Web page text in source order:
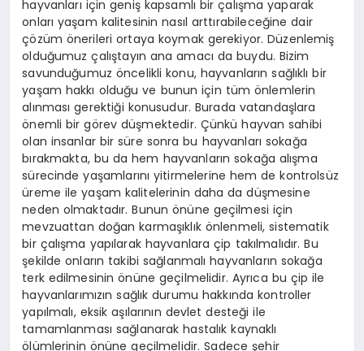
hayvanları için geniş kapsamlı bir çalışma yaparak
onları yaşam kalitesinin nasıl arttırabileceğine dair
çözüm önerileri ortaya koymak gerekiyor. Düzenlemiş
olduğumuz çalıştayın ana amacı da buydu. Bizim
savunduğumuz öncelikli konu, hayvanların sağlıklı bir
yaşam hakkı olduğu ve bunun için tüm önlemlerin
alınması gerektiği konusudur. Burada vatandaşlara
önemli bir görev düşmektedir. Çünkü hayvan sahibi
olan insanlar bir süre sonra bu hayvanları sokağa
bırakmakta, bu da hem hayvanların sokağa alışma
sürecinde yaşamlarını yitirmelerine hem de kontrolsüz
üreme ile yaşam kalitelerinin daha da düşmesine
neden olmaktadır. Bunun önüne geçilmesi için
mevzuattan doğan karmaşıklık önlenmeli, sistematik
bir çalışma yapılarak hayvanlara çip takılmalıdır. Bu
şekilde onların takibi sağlanmalı hayvanların sokağa
terk edilmesinin önüne geçilmelidir. Ayrıca bu çip ile
hayvanlarımızın sağlık durumu hakkında kontroller
yapılmalı, eksik aşılarının devlet desteği ile
tamamlanması sağlanarak hastalık kaynaklı
ölümlerinin önüne geçilmelidir. Sadece şehir